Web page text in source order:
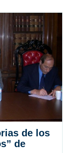
de los
de